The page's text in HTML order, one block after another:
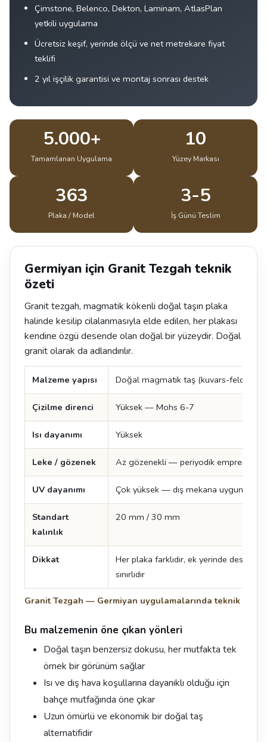
Çimstone, Belenco, Dekton, Laminam, AtlasPlan
yetkili uygulama
Ücretsiz keşif, yerinde ölçü ve net metrekare fiyat
teklifi
2 yıl işçilik garantisi ve montaj sonrası destek
5.000+
Tamamlanan Uygulama
10
Yüzey Markası
363
Plaka / Model
3-5
İş Günü Teslim
Germiyan için Granit Tezgah teknik
özeti
Granit tezgah, magmatik kökenli doğal taşın plaka
halinde kesilip cilalanmasıyla elde edilen, her plakası
kendine özgü desende olan doğal bir yüzeydir. Doğal
granit olarak da adlandırılır.
Granit Tezgah — Germiyan uygulamalarında teknik
Malzeme yapısı Doğal magmatik taş (kuvars-feldspat-
Çizilme direnci Yüksek — Mohs 6-7
Isı dayanımı Yüksek
Leke / gözenek Az gözenekli — periyodik emprenye
UV dayanımı Çok yüksek — dış mekana uygun
Standart
kalınlık
20 mm / 30 mm
Dikkat
Her plaka farklıdır, ek yerinde desen
sınırlıdır
Bu malzemenin öne çıkan yönleri
Doğal taşın benzersiz dokusu, her mutfakta tek
örnek bir görünüm sağlar
Isı ve dış hava koşullarına dayanıklı olduğu için
bahçe mutfağında öne çıkar
Uzun ömürlü ve ekonomik bir doğal taş
alternatifidir